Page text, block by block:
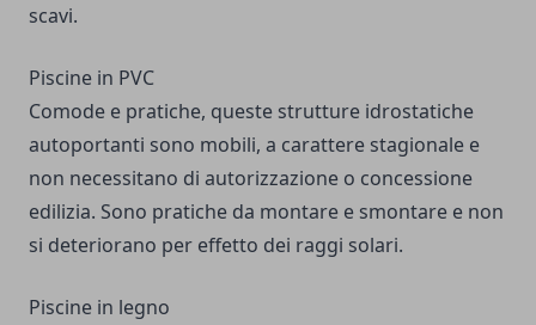
scavi.
Piscine in PVC
Comode e pratiche, queste strutture idrostatiche
autoportanti sono mobili, a carattere stagionale e
non necessitano di autorizzazione o concessione
edilizia. Sono pratiche da montare e smontare e non
si deteriorano per effetto dei raggi solari.
Piscine in legno